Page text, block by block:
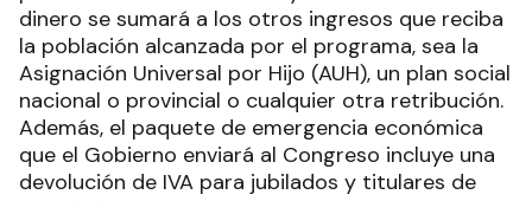
dinero se sumará a los otros ingresos que reciba
la población alcanzada por el programa, sea la
Asignación Universal por Hijo (AUH), un plan social
nacional o provincial o cualquier otra retribución.
Además, el paquete de emergencia económica
que el Gobierno enviará al Congreso incluye una
devolución de IVA para jubilados y titulares de